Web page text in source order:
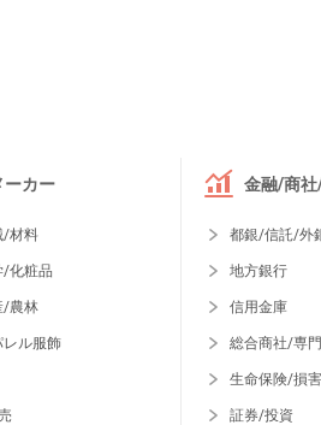
ーカー
/材料
化粧品
/農林
ル服飾
金融/商
都銀/信託/外
地方銀行
信用金庫
総合商社/専
生命保険/損
証券/投資